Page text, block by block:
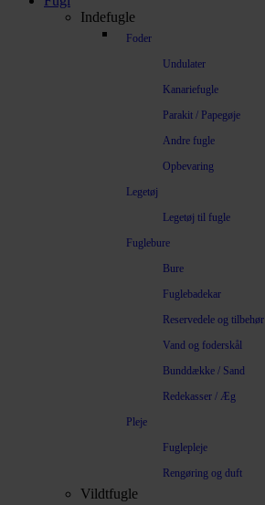
Indefugle
Foder
Undulater
Kanariefugle
Parakit / Papegøje
Andre fugle
Opbevaring
Legetøj
Legetøj til fugle
Fuglebure
Bure
Fuglebadekar
Reservedele og tilbehør
Vand og foderskål
Bunddække / Sand
Redekasser / Æg
Pleje
Fuglepleje
Rengøring og duft
Vildtfugle